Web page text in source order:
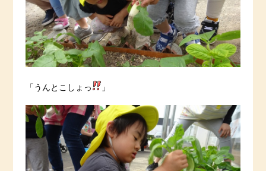
「うんとこしょっ 」